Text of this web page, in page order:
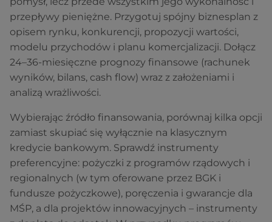
przepływy pieniężne. Przygotuj spójny biznesplan z
opisem rynku, konkurencji, propozycji wartości,
modelu przychodów i planu komercjalizacji. Dołącz
24–36‑miesięczne prognozy finansowe (rachunek
wyników, bilans, cash flow) wraz z założeniami i
analizą wrażliwości.
Wybierając źródło finansowania, porównaj kilka opcji
zamiast skupiać się wyłącznie na klasycznym
kredycie bankowym. Sprawdź instrumenty
preferencyjne: pożyczki z programów rządowych i
regionalnych (w tym oferowane przez BGK i
fundusze pożyczkowe), poręczenia i gwarancje dla
MŚP, a dla projektów innowacyjnych – instrumenty